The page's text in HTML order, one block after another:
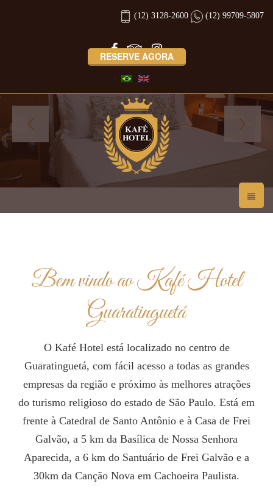
(12) 3128-2600 (12) 99709-5807
RESERVE AGORA
Bem vindo ao Kafé Hotel
Guaratinguetá
O Kafé Hotel está localizado no centro de
Guaratinguetá, com fácil acesso a todas as grandes
empresas da região e próximo às melhores atrações
do turismo religioso do estado de São Paulo. Está em
frente à Catedral de Santo Antônio e à Casa de Frei
Galvão, a 5 km da Basílica de Nossa Senhora
Aparecida, a 6 km do Santuário de Frei Galvão e a
30km da Canção Nova em Cachoeira Paulista.